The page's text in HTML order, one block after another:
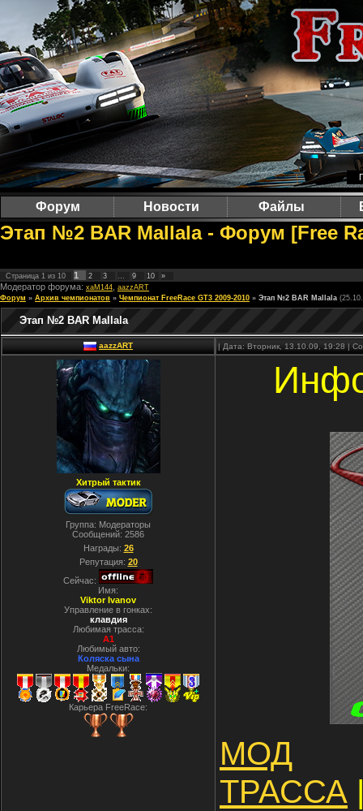
Форум Новости Файлы
Этап №2 BAR Mallala - Форум [Free
Страница 1 из 10 1 2 3 … 9 10 »
Модератор форума: xaM144 aazzART
Форум » Архив чемпионатов » Чемпионат FreeRace GT3 2009-2010 » Этап №2 BAR Mallala
Этап №2 BAR Mallala
aazzART | Дата: Вторник, 13.10.09, 19:28 |
Хитрый тактик
Группа: Модераторы
Сообщений: 2586
Награды: 26
Репутация: 20
Сейчас:
Имя:
Viktor Ivanov
Управление в гонках:
клавдия
Любимая трасса:
A1
Любимый авто:
Коляска сына
Медальки:
Карьера FreeRace:
МОД
ТРАССА